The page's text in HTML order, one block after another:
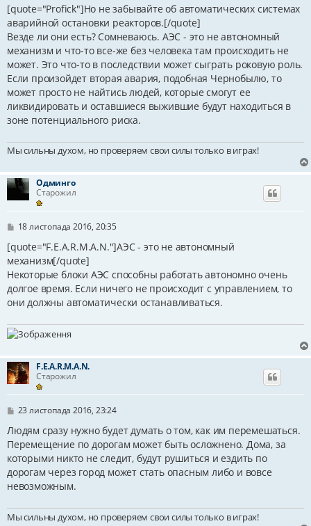
в
і
д
о
м
л
е
н
н
я
[quote="Profick"]Но не забывайте об автоматических системах
аварийной остановки реакторов.[/quote]
Везде ли они есть? Сомневаюсь. АЭС - это не автономный
механизм и что-то все-же без человека там происходить не
может. Это что-то в последствии может сыграть роковую роль.
Если произойдет вторая авария, подобная Чернобылю, то
может просто не найтись людей, которые смогут ее
ликвидировать и оставшиеся выжившие будут находиться в
зоне потенциального риска.
Мы сильны духом, но проверяем свои силы только в играх!
Одминго
Старожил
П
в
і
д
о
м
л
е
н
я
18 листопада 2016, 20:35
[quote="F.E.A.R.M.A.N."]АЭС - это не автономный
механизм[/quote]
Некоторые блоки АЭС способны работать автономно очень
долгое время. Если ничего не происходит с управлением, то
они должны автоматически останавливаться.
F.E.A.R.M.A.N.
Старожил
П
в
д
о
м
л
е
н
я
23 листопада 2016, 23:24
Людям сразу нужно будет думать о том, как им перемешаться.
Перемещение по дорогам может быть осложнено. Дома, за
которыми никто не следит, будут рушиться и ездить по
дорогам через город может стать опасным либо и вовсе
невозможным.
Мы сильны духом, но проверяем свои силы только в играх!